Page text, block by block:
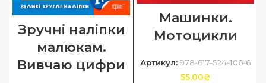
Зручні наліпки
малюкам.
Вивчаю цифри
Машинки.
Мотоцикли
Артикул: 978-617-524-106-6
55.00₴